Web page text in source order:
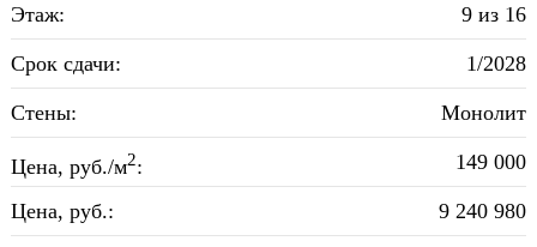
Этаж: 9 из 16
Срок сдачи: 1/2028
Стены: Монолит
Цена, руб./м2: 149 000
Цена, руб.: 9 240 980